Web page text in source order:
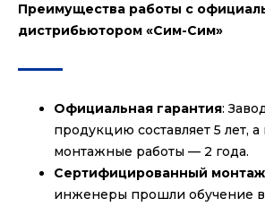
Преимущества работы с
дистрибьютором «Сим-Сим»
Официальная гарантия:
продукцию составляет 5 лет,
монтажные работы — 2 года.
Сертифицированный монтаж
инженеры прошли обучение в